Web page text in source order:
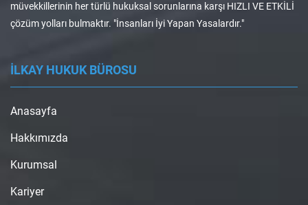
müvekkillerinin her türlü hukuksal sorunlarına karşı HIZLI VE ETKİLİ
çözüm yolları bulmaktır. "İnsanları İyi Yapan Yasalardır."
İLKAY HUKUK BÜROSU
Anasayfa
Hakkımızda
Kurumsal
Kariyer